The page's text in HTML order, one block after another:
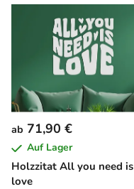
Holzzitat All you need is
love
ab 71,90 €
Auf Lager